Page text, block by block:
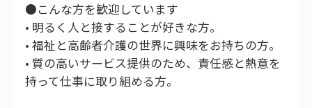
●こんな方を歓迎しています
• 明るく人と接することが好きな方。
• 福祉と高齢者介護の世界に興味をお持ちの方。
• 質の高いサービス提供のため、責任感と熱意を
持って仕事に取り組める方。